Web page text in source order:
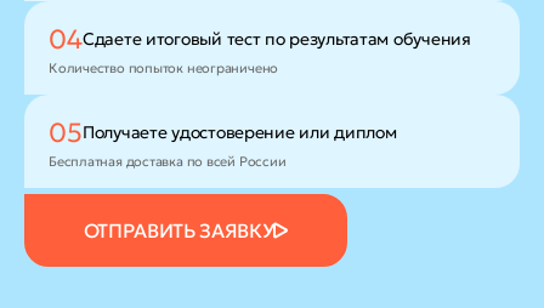
ОТПРАВИТЬ ЗАЯВКУ
04Сдаете итоговый тест по результатам обучения
Количество попыток неограничено
05Получаете удостоверение или диплом
Бесплатная доставка по всей России